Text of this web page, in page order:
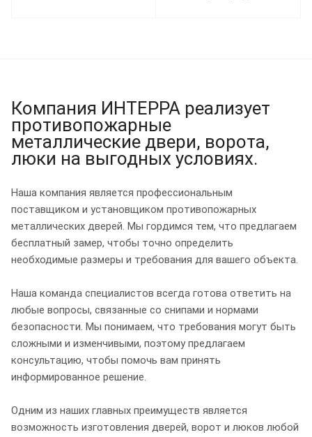
Компания ИНТЕРРА реализует
противопожарные
металлические двери, ворота,
люки на выгодных условиях.
Наша компания является профессиональным
поставщиком и установщиком противопожарных
металлических дверей. Мы гордимся тем, что предлагаем
бесплатный замер, чтобы точно определить
необходимые размеры и требования для вашего объекта.
Наша команда специалистов всегда готова ответить на
любые вопросы, связанные со снипами и нормами
безопасности. Мы понимаем, что требования могут быть
сложными и изменчивыми, поэтому предлагаем
консультацию, чтобы помочь вам принять
информированное решение.
Одним из наших главных преимуществ является
возможность изготовления дверей, ворот и люков любой